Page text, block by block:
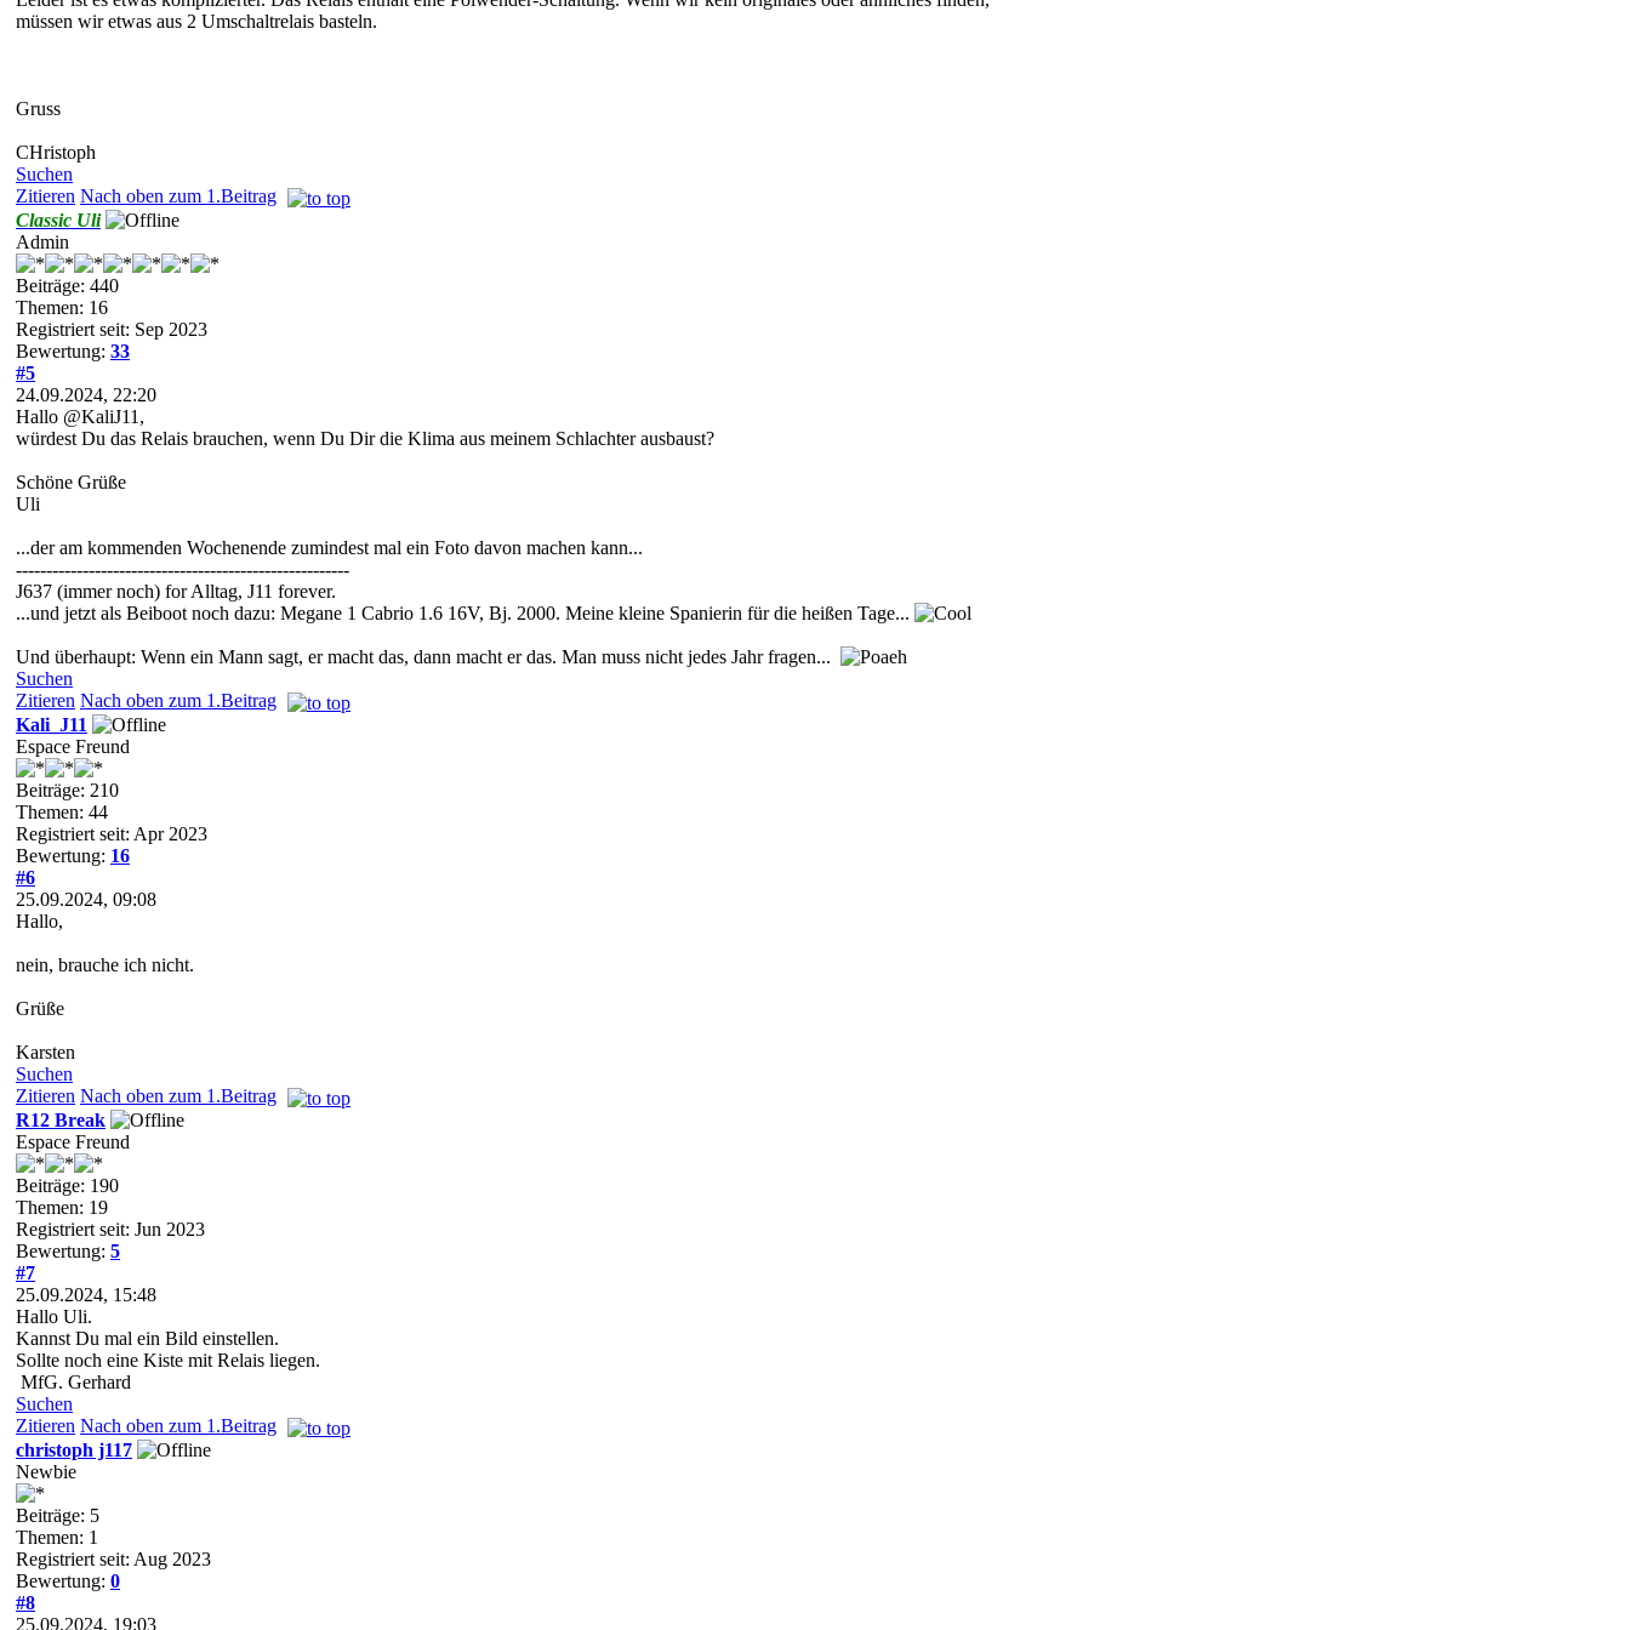
müssen wir etwas aus 2 Umschaltrelais basteln.
Gruss
CHristoph
Suchen
Zitieren Nach oben zum 1.Beitrag
Classic Uli
Admin
Beiträge: 440
Themen: 16
Registriert seit: Sep 2023
Bewertung: 33
#5
24.09.2024, 22:20
Hallo @KaliJ11,
würdest Du das Relais brauchen, wenn Du Dir die Klima aus meinem Schlachter ausbaust?
Schöne Grüße
Uli
...der am kommenden Wochenende zumindest mal ein Foto davon machen kann...
-------------------------------------------------------
J637 (immer noch) for Alltag, J11 forever.
...und jetzt als Beiboot noch dazu: Megane 1 Cabrio 1.6 16V, Bj. 2000. Meine kleine Spanierin für die heißen Tage...
Und überhaupt: Wenn ein Mann sagt, er macht das, dann macht er das. Man muss nicht jedes Jahr fragen...
Suchen
Zitieren Nach oben zum 1.Beitrag
Kali_J11
Espace Freund
Beiträge: 210
Themen: 44
Registriert seit: Apr 2023
Bewertung: 16
#6
25.09.2024, 09:08
Hallo,
nein, brauche ich nicht.
Grüße
Karsten
Suchen
Zitieren Nach oben zum 1.Beitrag
R12 Break
Espace Freund
Beiträge: 190
Themen: 19
Registriert seit: Jun 2023
Bewertung: 5
#7
25.09.2024, 15:48
Hallo Uli.
Kannst Du mal ein Bild einstellen.
Sollte noch eine Kiste mit Relais liegen.
MfG. Gerhard
Suchen
Zitieren Nach oben zum 1.Beitrag
christoph j117
Newbie
Beiträge: 5
Themen: 1
Registriert seit: Aug 2023
Bewertung: 0
#8
25.09.2024, 19:03